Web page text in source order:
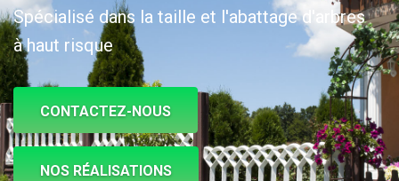
Spécialisé dans la taille et l'abattage d'arbres
à haut risque
CONTACTEZ-NOUS
NOS RÉALISATIONS